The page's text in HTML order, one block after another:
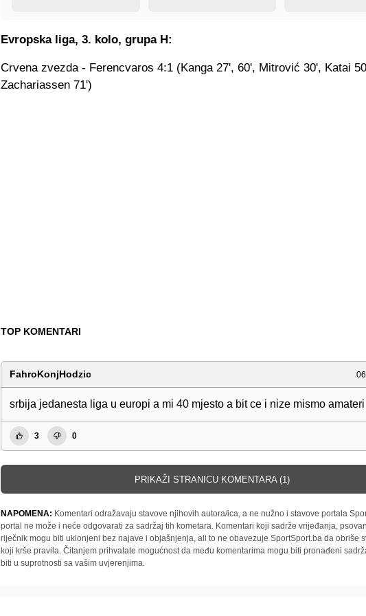
Evropska liga, 3. kolo, grupa H:
Crvena zvezda - Ferencvaros 4:1 (Kanga 27', 60', Mitrović 30', Katai
Zachariassen 71')
TOP KOMENTARI
FahroKonjHodzic
srbija jedanesta liga u europi a mi 40 mjesto a bit ce i nize mismo
3 0
PRIKAŽI STRANICU KOMENTARA (1)
NAPOMENA: Komentari odražavaju stavove njihovih autora/ica, a ne nužno i stavove portala
portal ne može i neće odgovarati za sadržaj tih kometara. Komentari koji sadrže vrijeđanja,
riječnik mogu biti uklonjeni bez najave i objašnjenja, ali to ne obavezuje SportSport.ba da obriše
koji krše pravila. Čitanjem prihvatate mogućnost da među komentarima mogu biti pronađeni
biti u suprotnosti sa vašim uvjerenjima.